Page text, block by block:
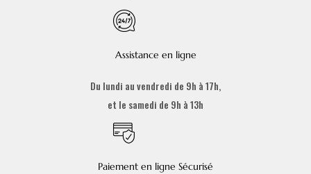
Assistance en ligne
Du lundi au vendredi de 9h à 17h,
et le samedi de 9h à 13h
Paiement en ligne Sécurisé